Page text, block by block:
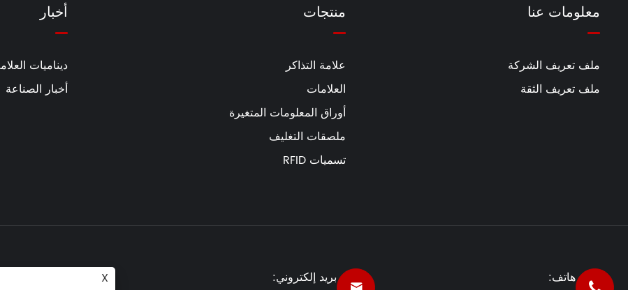
معلومات عنا
ملف تعريف الشركة
ملف تعريف الثقة
منتجات
علامة التذاكر
العلامات
أوراق المعلومات المتغيرة
ملصقات التغليف
تسميات RFID
أخبار
ديناميات
أخبار الصناعة

هاتف:

بريد إلكتروني:
X